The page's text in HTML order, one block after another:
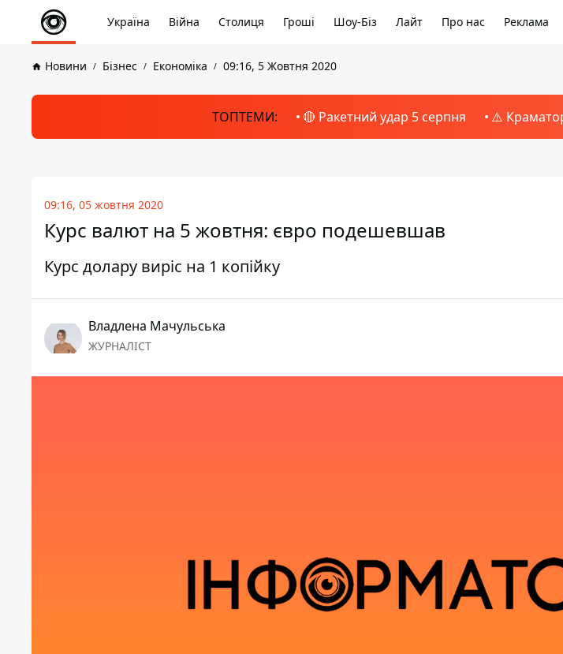
Україна Війна Столиця Гроші Шоу-Біз Лайт Про нас Реклама
Новини Бізнес Економіка 09:16, 5 Жовтня 2020
ТОПТЕМИ: 🔴 Ракетний удар 5 серпня ⚠️
09:16, 05 жовтня 2020
Курс валют на 5 жовтня: євро подешевшав
Курс долару виріс на 1 копійку
Владлена Мачульська
ЖУРНАЛІСТ